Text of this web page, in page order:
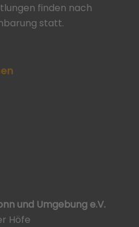
finden nach
statt.
und Umgebung e.V.
Höfe